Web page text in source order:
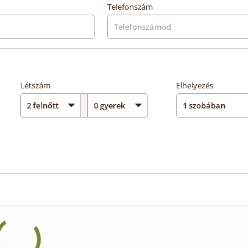
Telefonszám
Létszám Elhelyezés